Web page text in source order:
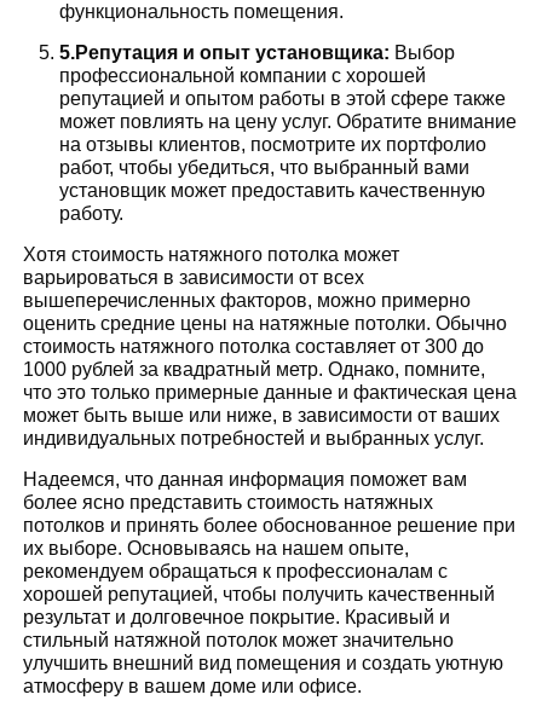
функциональность помещения.
5.Репутация и опыт установщика: Выбор
профессиональной компании с хорошей
репутацией и опытом работы в этой сфере также
может повлиять на цену услуг. Обратите внимание
на отзывы клиентов, посмотрите их портфолио
работ, чтобы убедиться, что выбранный вами
установщик может предоставить качественную
работу.
Хотя стоимость натяжного потолка может
варьироваться в зависимости от всех
вышеперечисленных факторов, можно примерно
оценить средние цены на натяжные потолки. Обычно
стоимость натяжного потолка составляет от 300 до
1000 рублей за квадратный метр. Однако, помните,
что это только примерные данные и фактическая цена
может быть выше или ниже, в зависимости от ваших
индивидуальных потребностей и выбранных услуг.
Надеемся, что данная информация поможет вам
более ясно представить стоимость натяжных
потолков и принять более обоснованное решение при
их выборе. Основываясь на нашем опыте,
рекомендуем обращаться к профессионалам с
хорошей репутацией, чтобы получить качественный
результат и долговечное покрытие. Красивый и
стильный натяжной потолок может значительно
улучшить внешний вид помещения и создать уютную
атмосферу в вашем доме или офисе.